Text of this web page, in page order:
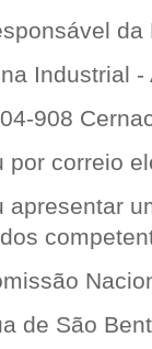
da
Industrial -
908
por correio
apresentar
de São